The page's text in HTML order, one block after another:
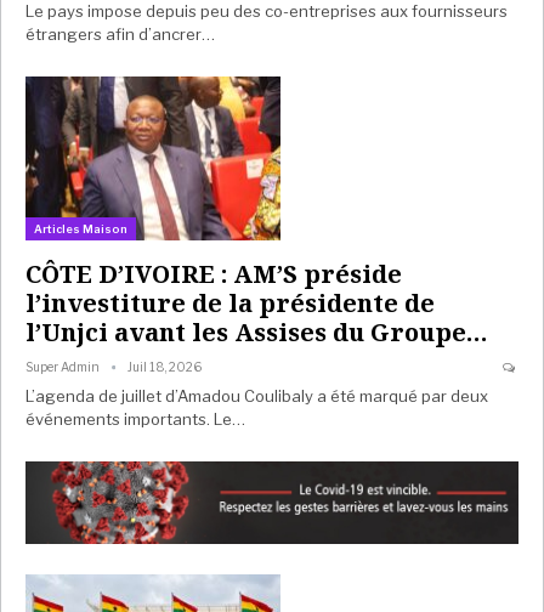
Le pays impose depuis peu des co-entreprises aux fournisseurs
étrangers afin d’ancrer…
Articles Maison
CÔTE D’IVOIRE : AM’S préside
l’investiture de la présidente de
l’Unjci avant les Assises du Groupe…
Super Admin Juil 18, 2026
L’agenda de juillet d’Amadou Coulibaly a été marqué par deux
événements importants. Le…